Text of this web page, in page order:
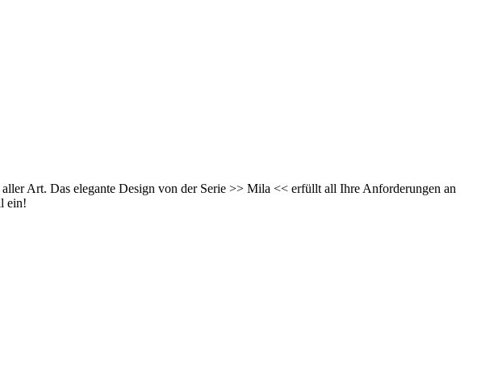
Art. Das elegante Design von der Serie >> Mila << erfüllt all Ihre Anforderungen an
ein!